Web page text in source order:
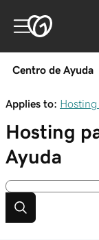
Centro de Ayuda
Applies to: Hosting
Hosting
Ayuda